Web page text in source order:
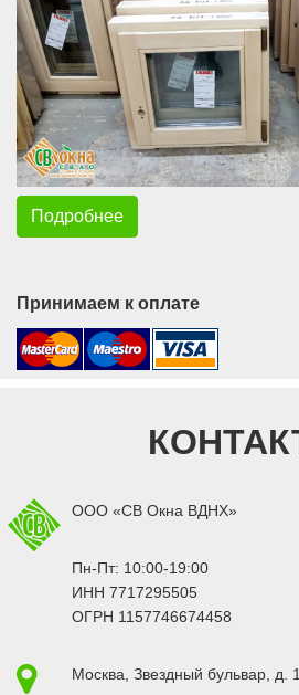
Подробнее
Принимаем к оплате
ООО «СВ Окна ВДНХ»
Пн-Пт: 10:00-19:00
ИНН 7717295505
ОГРН 1157746674458
Москва Звездный бульвар, д.